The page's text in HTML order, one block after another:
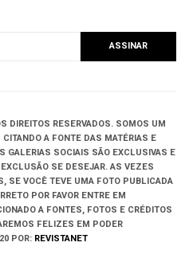
DIREITOS RESERVADOS. SOMOS UM
A FONTE DAS MATÉRIAS E
GALERIAS SOCIAIS SÃO EXCLUSIVAS E
SE DESEJAR. AS VEZES
SE VOCÊ TEVE UMA FOTO PUBLICADA
POR FAVOR ENTRE EM
A FONTES, FOTOS E CRÉDITOS
FELIZES EM PODER
POR: REVISTANET